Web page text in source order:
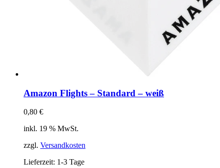
Amazon Flights – Standard – weiß
0,80 €
inkl. 19 % MwSt.
zzgl. Versandkosten
Lieferzeit: 1-3 Tage